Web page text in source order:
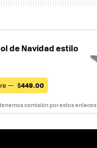
de Navidad estilo
— $449.00
comisión por estos enlaces